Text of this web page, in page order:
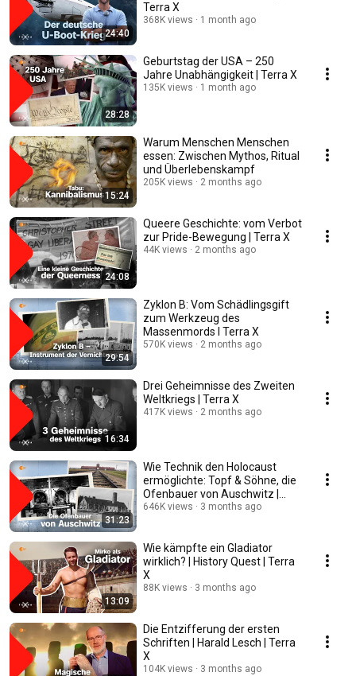
24:40
Terra X
368K views 1 month ago
28:28
Geburtstag der USA – 250
Jahre Unabhängigkeit | Terra X
135K views 1 month ago
15:24
Warum Menschen Menschen
essen: Zwischen Mythos, Ritual
und Überlebenskampf
205K views 2 months ago
24:08
Queere Geschichte: vom Verbot
zur Pride-Bewegung | Terra X
44K views 2 months ago
29:54
Zyklon B: Vom Schädlingsgift
zum Werkzeug des
Massenmords I Terra X
570K views 2 months ago
16:34
Drei Geheimnisse des Zweiten
Weltkriegs | Terra X
417K views 2 months ago
31:23
Wie Technik den Holocaust
ermöglichte: Topf & Söhne, die
Ofenbauer von Auschwitz |
Terra X
646K views 3 months ago
13:09
Wie kämpfte ein Gladiator
wirklich? | History Quest | Terra
X
88K views 3 months ago
Die Entzifferung der ersten
Schriften | Harald Lesch | Terra
X
104K views 3 months ago